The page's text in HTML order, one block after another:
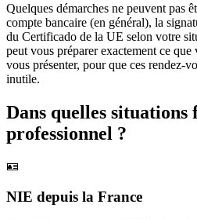
Quelques démarches ne peuvent pas
compte bancaire (en général), la
du Certificado de la UE selon votre
peut vous préparer exactement ce
vous présenter, pour que ces rendez-
inutile.
Dans quelles situations
professionnel ?
🪪
NIE depuis la France